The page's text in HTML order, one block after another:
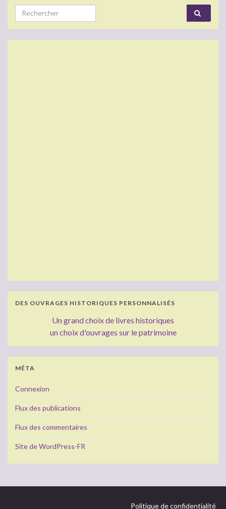
Search for:
DES OUVRAGES HISTORIQUES PERSONNALISÉS
Un grand choix de livres historiques
un choix d'ouvrages sur le patrimoine
MÉTA
Connexion
Flux des publications
Flux des commentaires
Site de WordPress-FR
Politique de confidentialité